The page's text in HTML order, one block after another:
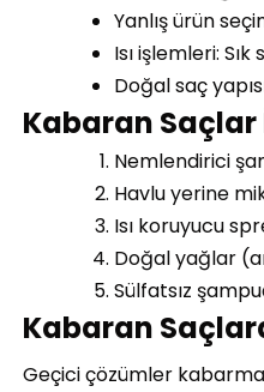
Yanlış ürün
Isı işlemleri:
Doğal saç
Kabaran
Nemlendirici
Havlu yerine
Isı koruyucu
Doğal yağlar
Sülfatsız
Kabaran
Geçici çözümler